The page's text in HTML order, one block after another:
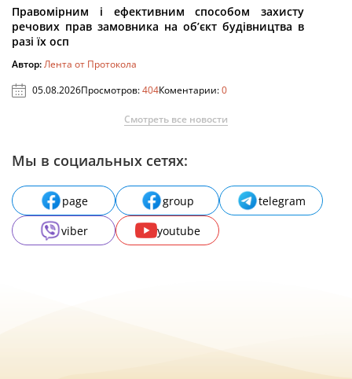
Правомірним і ефективним способом захисту
речових прав замовника на об’єкт будівництва в
разі їх осп
Автор:Лента от Протокола
05.08.2026Просмотров:404Коментарии:0
Смотреть все новости
Мы в социальных сетях:
page group
telegram
viber
youtube